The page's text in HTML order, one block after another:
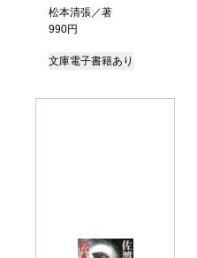
松本清張／著
990円
文庫電子書籍あり